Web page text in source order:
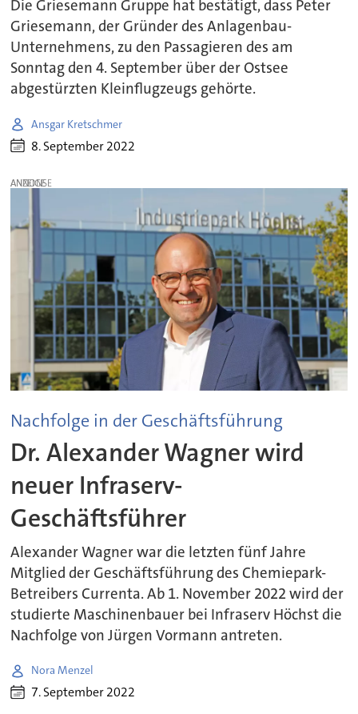
Die Griesemann Gruppe hat bestätigt, dass Peter
Griesemann, der Gründer des Anlagenbau-
Unternehmens, zu den Passagieren des am
Sonntag den 4. September über der Ostsee
abgestürzten Kleinflugzeugs gehörte.
Ansgar Kretschmer
8. September 2022
ANZEIGE
Nachfolge in der Geschäftsführung
Dr. Alexander Wagner wird
neuer Infraserv-
Geschäftsführer
Alexander Wagner war die letzten fünf Jahre
Mitglied der Geschäftsführung des Chemiepark-
Betreibers Currenta. Ab 1. November 2022 wird der
studierte Maschinenbauer bei Infraserv Höchst die
Nachfolge von Jürgen Vormann antreten.
Nora Menzel
7. September 2022